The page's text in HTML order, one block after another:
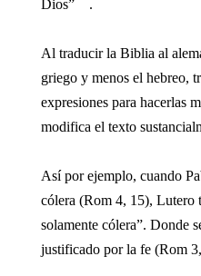
Dios”
.
Al traducir la Biblia al
griego y menos el hebreo,
expresiones para hacerlas
modifica el texto
Así por ejemplo, cuando
cólera (Rom 4, 15), Lutero
solamente cólera”. Donde
justificado por la fe (Rom